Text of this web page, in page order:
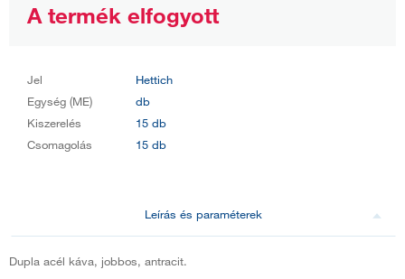
A termék elfogyott
Jel
Hettich
Egység (ME)
db
Kiszerelés
15 db
Csomagolás
15 db
Leírás és paraméterek
Dupla acél káva, jobbos, antracit.